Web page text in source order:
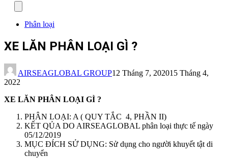
Phân loại
XE LĂN PHÂN LOẠI GÌ ?
AIRSEAGLOBAL GROUP12 Tháng 7, 202015 Tháng 4,
2022
XE LĂN PHÂN LOẠI GÌ ?
PHÂN LOẠI: A ( QUY TẮC 4, PHẦN II)
KẾT QỦA DO AIRSEAGLOBAL phân loại thực tế ngày
05/12/2019
MỤC ĐÍCH SỬ DỤNG: Sử dụng cho người khuyết tật di
chuyển